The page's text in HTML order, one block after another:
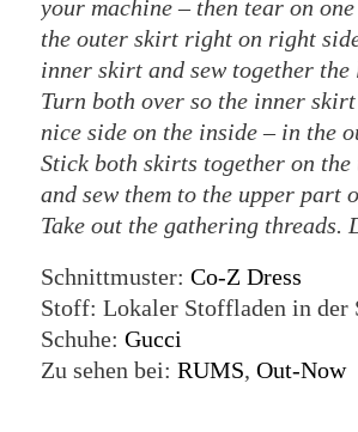
your machine – then tear on
the outer skirt right on right
inner skirt and sew together the
Turn both over so the inner
nice side on the inside – in the
Stick both skirts together on the
and sew them to the upper part
Take out the gathering threads.
Schnittmuster: Co-Z Dress
Stoff: Lokaler Stoffladen in der
Schuhe: Gucci
Zu sehen bei: RUMS, Out-Now